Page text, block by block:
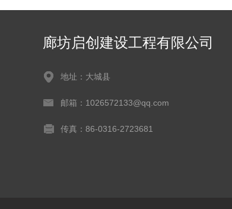
廊坊启创建设工程有限公司
地址：大城县
邮箱：1026572133@qq.com
传真：86-0316-2723681